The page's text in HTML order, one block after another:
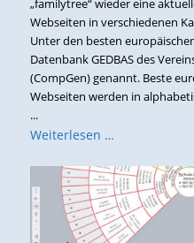
„familytree“ wieder eine
Webseiten in verschiedenen
Unter den besten
Datenbank GEDBAS des
(CompGen) genannt. Beste
Webseiten werden in
...
Weiterlesen …